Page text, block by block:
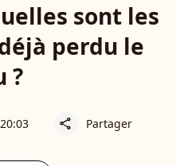
sont les
perdu le
?
share Partager